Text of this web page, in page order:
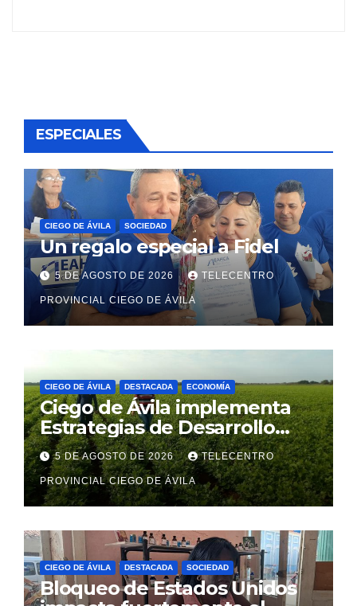
ESPECIALES
CIEGO DE ÁVILA SOCIEDAD
Un regalo especial a Fidel
5 DE AGOSTO DE 2026 TELECENTRO
PROVINCIAL CIEGO DE ÁVILA
CIEGO DE ÁVILA DESTACADA ECONOMÍA
Ciego de Ávila implementa
Estrategias de Desarrollo
Municipal en sus diez
territorios
5 DE AGOSTO DE 2026 TELECENTRO
PROVINCIAL CIEGO DE ÁVILA
CIEGO DE ÁVILA DESTACADA SOCIEDAD
Bloqueo de Estados Unidos